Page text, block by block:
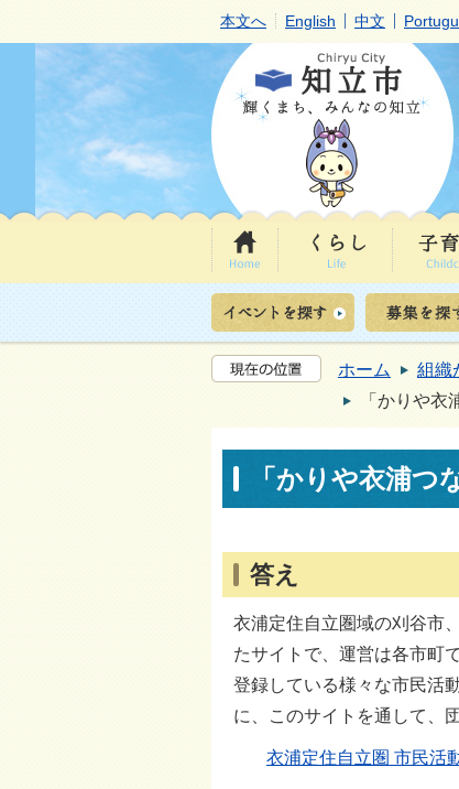
本文へ English 中文
ホーム 組織
「かりや
「かりや衣浦
答え
衣浦定住自立圏域の刈谷市
たサイトで、運営は各市町
登録している様々な市民活
に、このサイトを通して、
衣浦定住自立圏 市民活